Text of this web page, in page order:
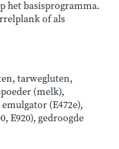
het basisprogramma.
of als
tarwegluten,
(melk),
(E472e),
E920), gedroogde